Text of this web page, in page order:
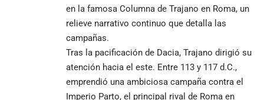
en la famosa Columna de Trajano en Roma, un
relieve narrativo continuo que detalla las
campañas.
Tras la pacificación de Dacia, Trajano dirigió su
atención hacia el este. Entre 113 y 117 d.C.,
emprendió una ambiciosa campaña contra el
Imperio Parto, el principal rival de Roma en